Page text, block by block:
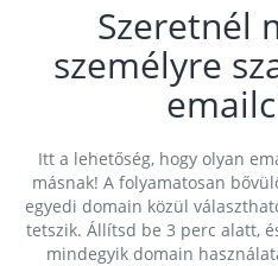
Szeretnél
személyre
Itt a lehetőség, hogy olyan
másnak! A folyamatosan
egyedi domain közül
tetszik. Állítsd be 3 perc alatt,
mindegyik domain